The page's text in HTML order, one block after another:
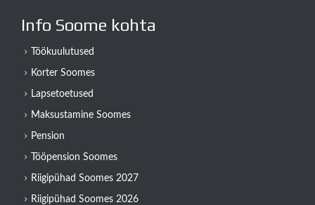
Info Soome kohta
Töökuulutused
Korter Soomes
Lapsetoetused
Maksustamine Soomes
Pension
Tööpension Soomes
Riigipühad Soomes 2027
Riigipühad Soomes 2026